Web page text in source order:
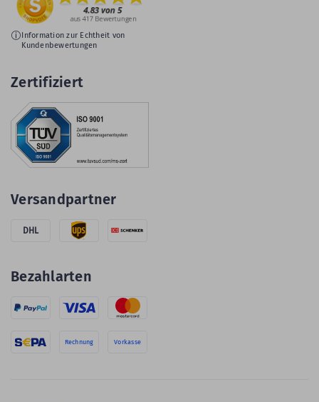
Information zur Echtheit von
Kundenbewertungen
Zertifiziert
Versandpartner
DHL
Bezahlarten
Rechnung Vorkasse